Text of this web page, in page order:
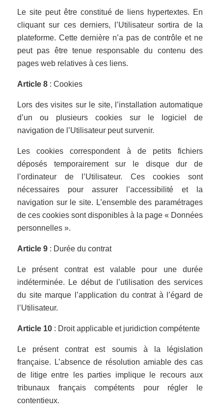
Le site peut être constitué de liens hypertextes. En
cliquant sur ces derniers, l’Utilisateur sortira de la
plateforme. Cette dernière n’a pas de contrôle et ne
peut pas être tenue responsable du contenu des
pages web relatives à ces liens.
Article 8 : Cookies
Lors des visites sur le site, l’installation automatique
d’un ou plusieurs cookies sur le logiciel de
navigation de l’Utilisateur peut survenir.
Les cookies correspondent à de petits fichiers
déposés temporairement sur le disque dur de
l’ordinateur de l’Utilisateur. Ces cookies sont
nécessaires pour assurer l’accessibilité et la
navigation sur le site. L’ensemble des paramétrages
de ces cookies sont disponibles à la page « Données
personnelles ».
Article 9 : Durée du contrat
Le présent contrat est valable pour une durée
indéterminée. Le début de l’utilisation des services
du site marque l’application du contrat à l’égard de
l’Utilisateur.
Article 10 : Droit applicable et juridiction compétente
Le présent contrat est soumis à la législation
française. L’absence de résolution amiable des cas
de litige entre les parties implique le recours aux
tribunaux français compétents pour régler le
contentieux.